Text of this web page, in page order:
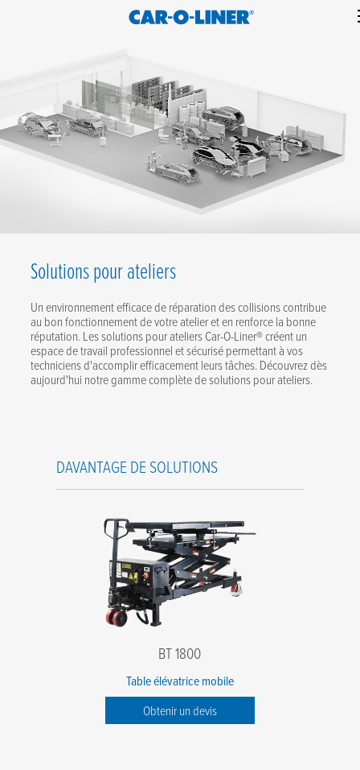
content
Car-
Liner
Collision
Solutions pour ateliers
Un environnement efficace de réparation des collisions contribue
au bon fonctionnement de votre atelier et en renforce la bonne
réputation. Les solutions pour ateliers Car-O-Liner® créent un
espace de travail professionnel et sécurisé permettant à vos
techniciens d'accomplir efficacement leurs tâches. Découvrez dès
aujourd'hui notre gamme complète de solutions pour ateliers.
DAVANTAGE DE SOLUTIONS
BT 1800
Table élévatrice mobile
Obtenir un devis